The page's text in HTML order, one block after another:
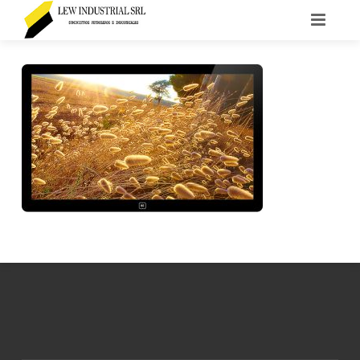
LA EMPRESA
PRODUCTOS
CONTACTO